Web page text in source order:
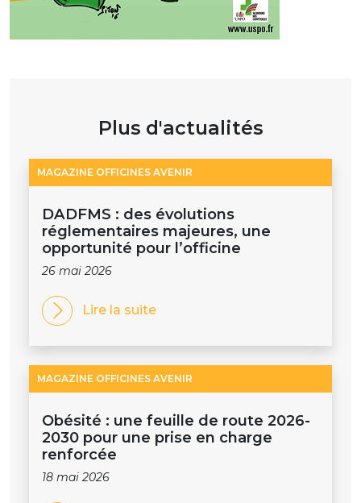
Plus d'actualités
MAGAZINE OFFICINES AVENIR
DADFMS : des évolutions
réglementaires majeures, une
opportunité pour l’officine
26 mai 2026
Lire la suite
MAGAZINE OFFICINES AVENIR
Obésité : une feuille de route 2026-
2030 pour une prise en charge
renforcée
18 mai 2026